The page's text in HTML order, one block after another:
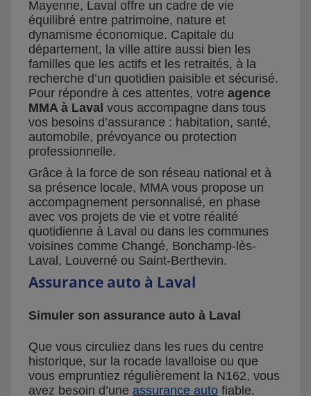
Mayenne, Laval offre un cadre de vie
équilibré entre patrimoine, nature et
dynamisme économique. Capitale du
département, la ville attire aussi bien les
familles que les actifs et les retraités, à la
recherche d’un quotidien paisible et sécurisé.
Pour répondre à ces attentes, votre agence
MMA à Laval vous accompagne dans tous
vos besoins d’assurance : habitation, santé,
automobile, prévoyance ou protection
professionnelle.
Grâce à la force de son réseau national et à
sa présence locale, MMA vous propose un
accompagnement personnalisé, en phase
avec vos projets de vie et votre réalité
quotidienne à Laval ou dans les communes
voisines comme Changé, Bonchamp-lès-
Laval, Louverné ou Saint-Berthevin.
Assurance auto à Laval
Simuler son assurance auto à Laval
Que vous circuliez dans les rues du centre
historique, sur la rocade lavalloise ou que
vous empruntiez régulièrement la N162, vous
avez besoin d’une assurance auto fiable.